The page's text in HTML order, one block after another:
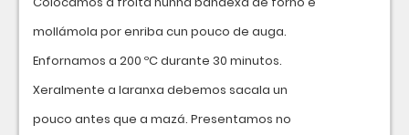
mollámola por enriba cun pouco de auga.
Enfornamos a 200 ºC durante 30 minutos.
Xeralmente a laranxa debemos sacala un
pouco antes que a mazá. Presentamos no